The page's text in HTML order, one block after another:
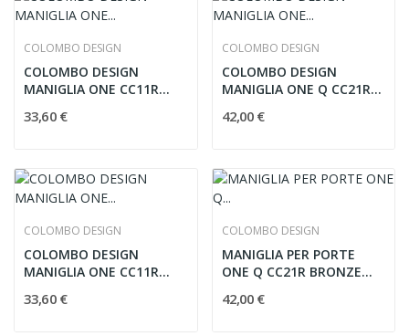
COLOMBO DESIGN
COLOMBO DESIGN
MANIGLIA ONE CC11R
33,60 €
COLOMBO DESIGN
COLOMBO DESIGN
MANIGLIA ONE Q CC21R
42,00 €
COLOMBO DESIGN
COLOMBO DESIGN
MANIGLIA ONE CC11R
33,60 €
COLOMBO DESIGN
MANIGLIA PER PORTE
ONE Q CC21R BRONZE
42,00 €